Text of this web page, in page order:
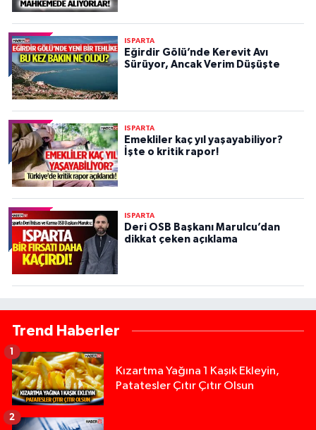
ISPARTA
Eğirdir Gölü’nde Kerevit Avı
Sürüyor, Ancak Verim Düşüşte
ISPARTA
Emekliler kaç yıl yaşayabiliyor?
İşte o kritik rapor!
ISPARTA
Deri OSB Başkanı Marulcu’dan
dikkat çeken açıklama
Trend Haberler
Kızartma Yağına 1 Kaşık Ekleyin,
Patatesler Çıtır Çıtır Olsun
1
2